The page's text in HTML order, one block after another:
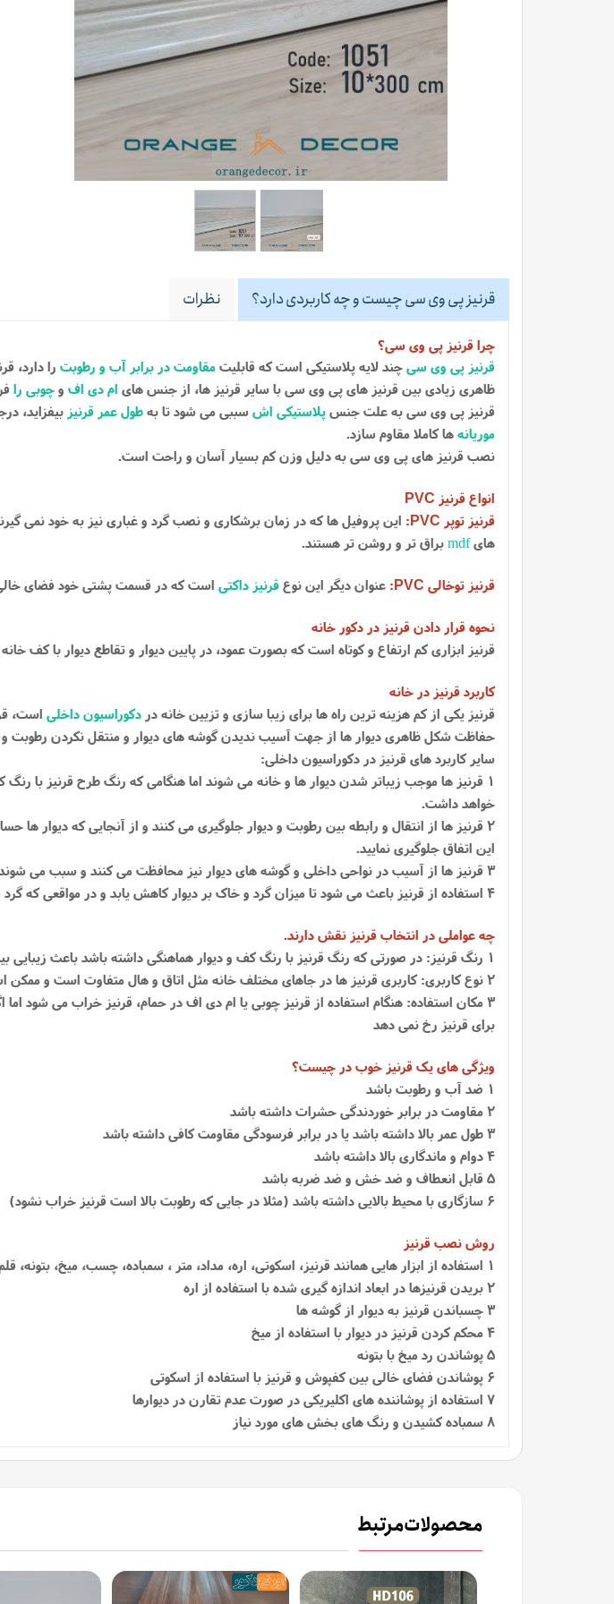
قرنیز پی وی سی چیست و چه کاربردی دارد؟ نظرات
چرا قرنیز پی وی سی؟
قرنیز پی وی سیچند لایه پلاستیکی است که قابلیتمقاومت در برابر آب و رطوبت را دارد،
ظاهری زیادی بین قرنیز های پی وی سی با سایر قرنیز ها، از جنس های ام دی اف وچوبی را
قرنیز پی وی سی به علت جنسپلاستیکی اشسببی می شود تا بهطول عمر قرنیز بیفزاید،
موریانهها کاملا مقاوم سازد.
نصب قرنیز های پی وی سی به دلیل وزن کم بسیار آسان و راحت است.
انواع قرنیز PVC
قرنیز توپر PVC
: این پروفیل ها که در زمان برشکاری و نصب گرد و غباری نیز به خود نمی
هایmdfبراق تر و روشن تر هستند.
قرنیز توخالی PVC
: عنوان دیگر این نوعقرنیز داکتی است که در قسمت پشتی خود فضای خالی
نحوه قرار دادن قرنیز در دکور خانه
قرنیز ابزاری کم ارتفاع و کوتاه است که بصورت عمود، در پایین دیوار و تقاطع دیوار با کف
کاربرد قرنیز در خانه
قرنیز یکی از کم هزینه ترین راه ها برای زیبا سازی و تزیین خانه در دکوراسیون داخلی است،
حفاظت شکل ظاهری دیوار ها از جهت آسیب ندیدن گوشه ‌های دیوار و منتقل نکردن رطوبت
سایر کاربرد های قرنیز در دکوراسیون داخلی:
1 قرنیز ها موجب زیباتر شدن دیوار ها و خانه می شوند اما هنگامی که رنگ طرح قرنیز با
خواهد داشت.
2 قرنیز ها از انتقال و رابطه بین رطوبت و دیوار جلوگیری می کنند و از آنجایی که دیوار
این اتفاق جلوگیری نمایید.
3 قرنیز ها از آسیب در نواحی داخلی و گوشه های دیوار نیز محافظت می کنند و سبب می شوند دیوار شما از آسیب هایی مانند ضربه محکم، مثل برخورد آچار محافظت کند
4 استفاده از قرنیز باعث می شود تا میزان گرد و خاک بر دیوار کاهش یابد و در مواقعی که گرد و خاک روی قرنیز ها بشینند به آسانی قابل نظافت هستند.
چه عواملی در انتخاب قرنیز نقش دارند.
1 رنگ قرنیز: در صورتی که رنگ قرنیز با رنگ کف و دیوار هماهنگی داشته باشد باعث زیبایی بیشتری خواهد شد
2 نوع کاربری: کاربری قرنیز ها در جاهای مختلف خانه مثل اتاق و هال متفاوت است و ممکن است لازم باشد قرنیز بر اساس اندازه و رنگ فرق کند.
3 مکان استفاده: هنگام استفاده از قرنیز چوبی یا ام دی اف در حمام، قرنیز خراب می
برای قرنیز رخ نمی دهد
ویژگی های یک قرنیز خوب در چیست؟
1 ضد آب و رطوبت باشد
2 مقاومت در برابر خوردندگی حشرات داشته باشد
3 طول عمر بالا داشته باشد یا در برابر فرسودگی مقاومت کافی داشته باشد
4 دوام و ماندگاری بالا داشته باشد
5 قابل انعطاف و ضد خش و ضد ضربه باشد
6 سازگاری با محیط بالایی داشته باشد (مثلا در جایی که رطوبت بالا است قرنیز خراب نشود)
روش نصب قرنیز
1 استفاده از ابزار هایی همانند قرنیز، اسکوتی، اره، مداد، متر ، سمباده، چسب، میخ، بتونه،
2 بریدن قرنیزها در ابعاد اندازه گیری شده با استفاده از اره
3 چسباندن قرنیز به دیوار از گوشه ها
4 محکم کردن قرنیز در دیوار با استفاده از میخ
5 پوشاندن رد میخ با بتونه
6 پوشاندن فضای خالی بین کفپوش و قرنیز با استفاده از اسکوتی
7 استفاده از پوشاننده‌ های اکلیریکی در صورت عدم تقارن در دیوارها
8 سمباده کشیدن و رنگ های بخش های مورد نیاز
محصولات مرتبط